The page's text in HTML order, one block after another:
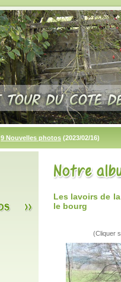
9 Nouvelles photos (2023/02/16)
Les lavoirs de
le bourg
(Cliquer